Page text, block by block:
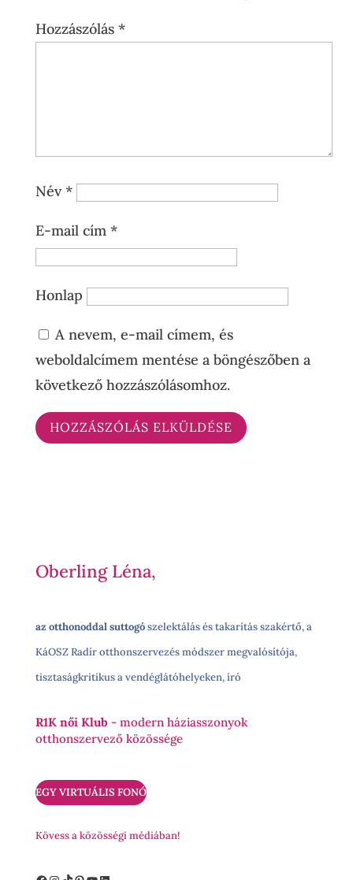
Hozzászólás *
Név*
E-mail cím *
Honlap
A nevem, e-mail címem, és
weboldalcímem mentése a böngészőben a
következő hozzászólásomhoz.
Oberling Léna,
az otthonoddal suttogószelektálás és takarítás szakértő, a
KáOSZ Radír otthonszervezés módszer megvalósítója,
tisztaságkritikus a vendéglátóhelyeken, író
R1K női Klub - modern háziasszonyok
otthonszervező közössége
EGY VIRTUÁLIS FONÓ
Kövess a közösségi médiában!